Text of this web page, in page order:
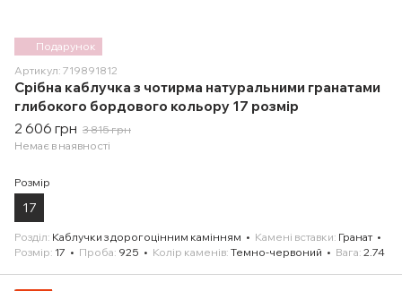
Подарунок
Артикул: 719891812
Срібна каблучка з чотирма натуральними гранатами
глибокого бордового кольору 17 розмір
2 606 грн 3 815 грн
Немає в наявності
Розмір
17
Розділ Каблучки з дорогоцінним камінням Камені вставки Гранат
Розмір 17 Проба 925 Колір каменів Темно-червоний Вага 2.74